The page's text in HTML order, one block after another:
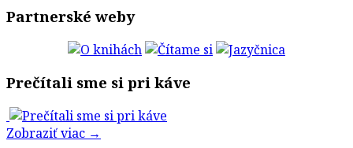
Partnerské weby
Prečítali sme si pri káve
Zobraziť viac →